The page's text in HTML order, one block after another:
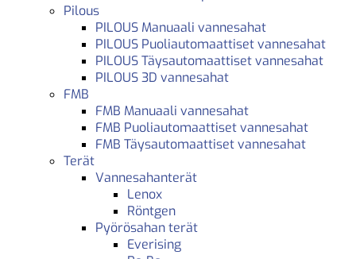
Pilous
PILOUS Manuaali vannesahat
PILOUS Puoliautomaattiset vannesahat
PILOUS Täysautomaattiset vannesahat
PILOUS 3D vannesahat
FMB
FMB Manuaali vannesahat
FMB Puoliautomaattiset vannesahat
FMB Täysautomaattiset vannesahat
Terät
Vannesahanterät
Lenox
Röntgen
Pyörösahan terät
Everising